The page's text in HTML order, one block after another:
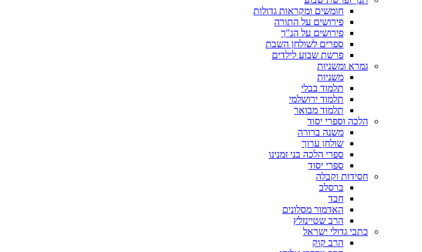
חומשים ומקראות גדולות
פירושים על התורה
פירושים על הנ"ך
ספרים לשולחן השבת
פרשת שבוע לילדים
גמרא ומשניות
משניות
תלמוד בבלי
תלמוד ירושלמי
תלמוד מבואר
הלכה וספרי יסוד
משנה ברורה
שולחן ערוך
ספרי הלכה בני זמנינו
ספרי יסוד
חסידות וקבלה
ברסלב
חבד
האדמור מסלונים
הרב שטיינזלץ
כתבי גדולי ישראל
הרב קוק